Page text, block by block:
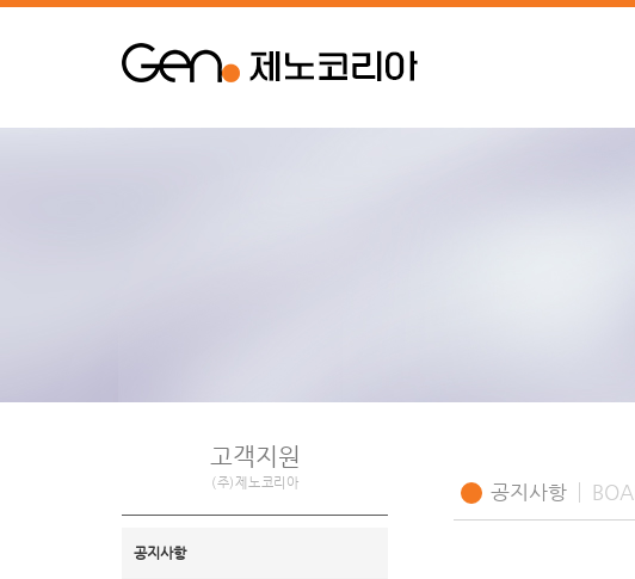
고객지원
(주)제노코리아
공지사항
공지사항